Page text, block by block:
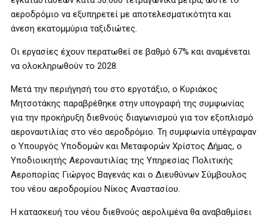
αεροδρόμιο να εξυπηρετεί με αποτελεσματικότητα και
άνεση εκατομμύρια ταξιδιώτες.
Οι εργασίες έχουν περατωθεί σε βαθμό 67% και αναμένεται
να ολοκληρωθούν το 2028.
Μετά την περιήγησή του στο εργοτάξιο, ο Κυριάκος
Μητσοτάκης παραβρέθηκε στην υπογραφή της συμφωνίας
για την προκήρυξη διεθνούς διαγωνισμού για τον εξοπλισμό
αεροναυτιλίας στο νέο αεροδρόμιο. Τη συμφωνία υπέγραψαν
ο Υπουργός Υποδομών και Μεταφορών Χρίστος Δήμας, ο
Υποδιοικητής Αεροναυτιλίας της Υπηρεσίας Πολιτικής
Αεροπορίας Γιώργος Βαγενάς και ο Διευθύνων Σύμβουλος
του νέου αεροδρομίου Νίκος Αναστασίου.
Η κατασκευή του νέου διεθνούς αερολιμένα θα αναβαθμίσει